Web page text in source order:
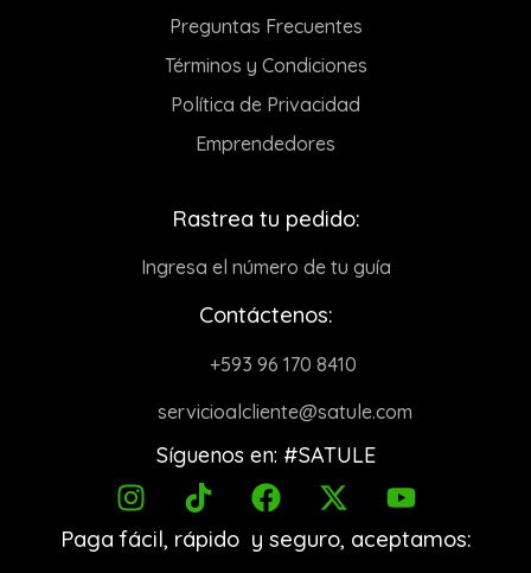
Preguntas Frecuentes
Términos y Condiciones
Política de Privacidad
Emprendedores
Rastrea tu pedido:
Ingresa el número de tu guía
Contáctenos:
+593 96 170 8410
servicioalcliente@satule.com
Síguenos en: #SATULE
Paga fácil, rápido y seguro, aceptamos: